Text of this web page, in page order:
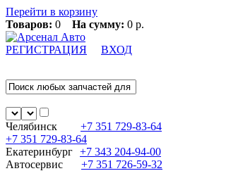
Перейти в корзину
Товаров: 0 На сумму: 0 р.
РЕГИСТРАЦИЯ ВХОД
Челябинск +7 351 729-83-64
+7 351 729-83-64
Екатеринбург +7 343 204-94-00
Автосервис
+7 351 726-59-32